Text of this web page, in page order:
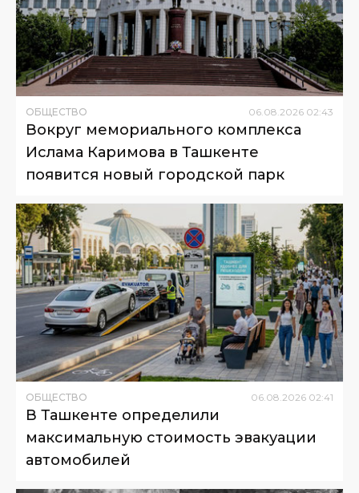
ОБЩЕСТВО 06 08 2026 02:43
Вокруг мемориального комплекса
Ислама Каримова в Ташкенте
появится новый городской парк
ОБЩЕСТВО 06.08.2026 02:41
В Ташкенте определили
максимальную стоимость эвакуации
автомобилей